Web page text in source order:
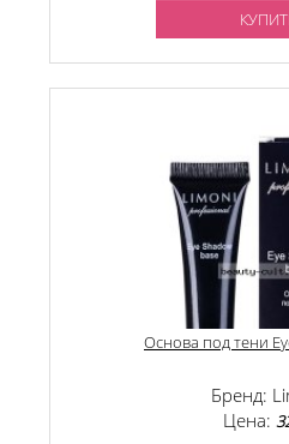
Основа под тени
Бренд:
Цена: